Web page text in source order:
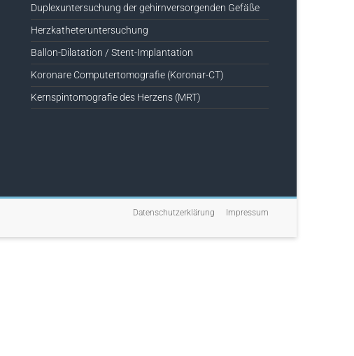
Duplexuntersuchung der gehirnversorgenden Gefäße
Herzkatheteruntersuchung
Ballon-Dilatation / Stent-Implantation
Koronare Computertomografie (Koronar-CT)
Kernspintomografie des Herzens (MRT)
Datenschutzerklärung Impressum